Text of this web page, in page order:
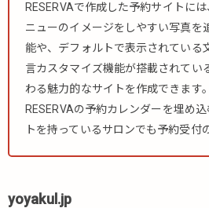
RESERVAで作成した予約サイトに
ニューのイメージをしやすい写真を
能や、デフォルトで表示されている
言カスタマイズ機能が搭載されてい
わる魅力的なサイトを作成できます
RESERVAの予約カレンダーを埋め
トを持っているサロンでも予約受付
yoyakul.jp